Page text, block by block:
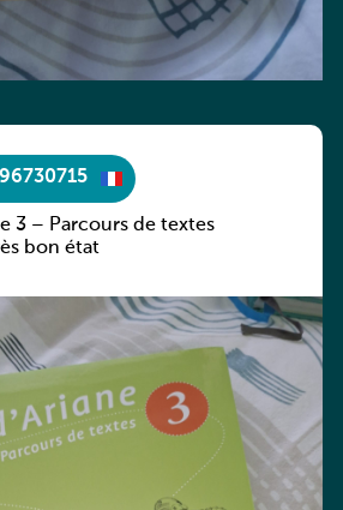
3 – Parcours de textes
bon état